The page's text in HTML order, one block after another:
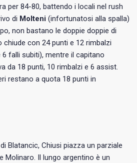
per 84-80, battendo i locali nel rush
di Molteni (infortunatosi alla spalla)
non bastano le doppie doppie di
chiude con 24 punti e 12 rimbalzi
falli subiti), mentre il capitano
da 18 punti, 10 rimbalzi e 6 assist.
restano a quota 18 punti in
Blatancic, Chiusi piazza un parziale
Molinaro. Il lungo argentino è un